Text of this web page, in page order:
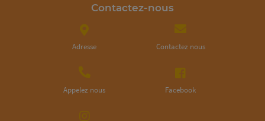
Contactez-nous
Adresse Contactez nous
Appelez nous Facebook